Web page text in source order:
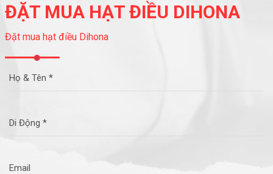
ĐẶT MUA HẠT ĐIỀU DIHONA
Đặt mua hạt điều Dihona
Họ & Tên *
Di Động *
Email